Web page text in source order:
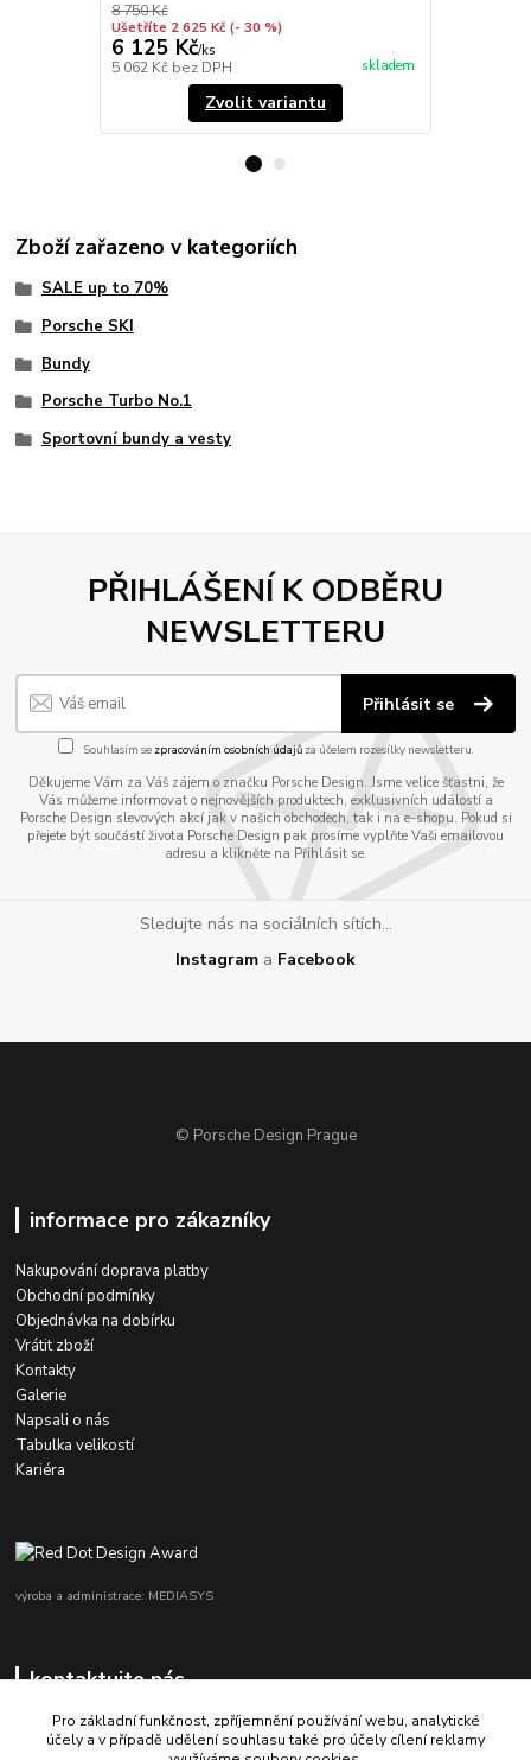
8 750 Kč
Ušetříte 2 625 Kč (- 30 %)
6 125 Kč/ks
5 062 Kč bez DPH skladem
Zvolit variantu
Zboží zařazeno v kategoriích
SALE up to 70%
Porsche SKI
Bundy
Porsche Turbo No.1
Sportovní bundy a vesty
PŘIHLÁŠENÍ K ODBĚRU
NEWSLETTERU
Přihlásit se
Souhlasím se zpracováním osobních údajůza účelem rozesílky newsletteru.
Děkujeme Vám za Váš zájem o značku Porsche Design. Jsme velice šťastni, že
Vás můžeme informovat o nejnovějších produktech, exklusivních událostí a
Porsche Design slevových akcí jak v našich obchodech, tak i na e-shopu. Pokud si
přejete být součástí života Porsche Design pak prosíme vyplňte Vaši emailovou
adresu a klikněte na Přihlásit se.
Sledujte nás na sociálních sítích...
Instagram a Facebook
© Porsche Design Prague
informace pro zákazníky
Nakupování doprava platby
Obchodní podmínky
Objednávka na dobírku
Vrátit zboží
Kontakty
Galerie
Napsali o nás
Tabulka velikostí
Kariéra
výroba a administrace: MEDIASYS
kontaktujte nás
Pro základní funkčnost, zpříjemnění používání webu, analytické
účely a v případě udělení souhlasu také pro účely cílení reklamy